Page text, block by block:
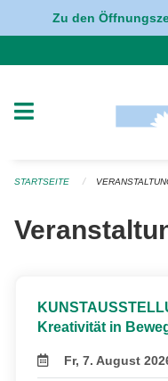
Navigation überspringen
Zu den
STARTSEITE
Kreativität in
Fr, 7. August